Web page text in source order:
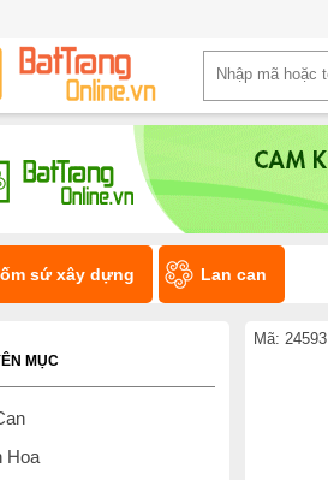
sứ xây dựng Lan can
MỤC
Hoa
Mã: 24593